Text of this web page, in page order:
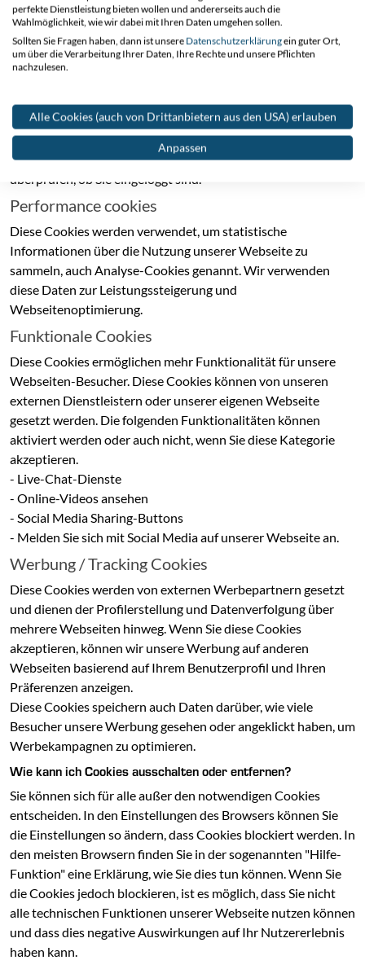
Notwendige Cookies
Diese Cookies sind notwendig, damit die Webseite
ordnungsgemäß funktioniert. Einige der folgenden Aktionen
- Speichern Sie Artikel in einem Warenkorb für Online-Käufe
- Speichern Sie Ihre Cookie-Einstellungen für diese Webseite
- Speichern von Spracheinstellungen
- Melden Sie sich bei unserem Portal an. Wir müssen
überprüfen, ob Sie eingeloggt sind.
Performance cookies
Diese Cookies werden verwendet, um statistische
Informationen über die Nutzung unserer Webseite zu
sammeln, auch Analyse-Cookies genannt. Wir verwenden
diese Daten zur Leistungssteigerung und
Webseitenoptimierung.
Funktionale Cookies
Diese Cookies ermöglichen mehr Funktionalität für unsere
Webseiten-Besucher. Diese Cookies können von unseren
externen Dienstleistern oder unserer eigenen Webseite
gesetzt werden. Die folgenden Funktionalitäten können
aktiviert werden oder auch nicht, wenn Sie diese Kategorie
akzeptieren.
- Live-Chat-Dienste
- Online-Videos ansehen
- Social Media Sharing-Buttons
- Melden Sie sich mit Social Media auf unserer Webseite an.
Werbung / Tracking Cookies
Diese Cookies werden von externen Werbepartnern gesetzt
und dienen der Profilerstellung und Datenverfolgung über
mehrere Webseiten hinweg. Wenn Sie diese Cookies
akzeptieren, können wir unsere Werbung auf anderen
Webseiten basierend auf Ihrem Benutzerprofil und Ihren
Präferenzen anzeigen.
Diese Cookies speichern auch Daten darüber, wie viele
Besucher unsere Werbung gesehen oder angeklickt haben, um
Werbekampagnen zu optimieren.
Wie kann ich Cookies ausschalten oder entfernen?
Sie können sich für alle außer den notwendigen Cookies
entscheiden. In den Einstellungen des Browsers können Sie
die Einstellungen so ändern, dass Cookies blockiert werden. In
den meisten Browsern finden Sie in der sogenannten "Hilfe-
Funktion" eine Erklärung, wie Sie dies tun können. Wenn Sie
die Cookies jedoch blockieren, ist es möglich, dass Sie nicht
alle technischen Funktionen unserer Webseite nutzen können
und dass dies negative Auswirkungen auf Ihr Nutzererlebnis
haben kann.
perfekte Dienstleistung bieten wollen und andererseits auch die
Wahlmöglichkeit, wie wir dabei mit Ihren Daten umgehen sollen.
Sollten Sie Fragen haben, dann ist unsere Datenschutzerklärungein guter Ort,
um über die Verarbeitung Ihrer Daten, Ihre Rechte und unsere Pflichten
nachzulesen.
Alle Cookies (auch von Drittanbietern aus den USA) erlauben
Anpassen